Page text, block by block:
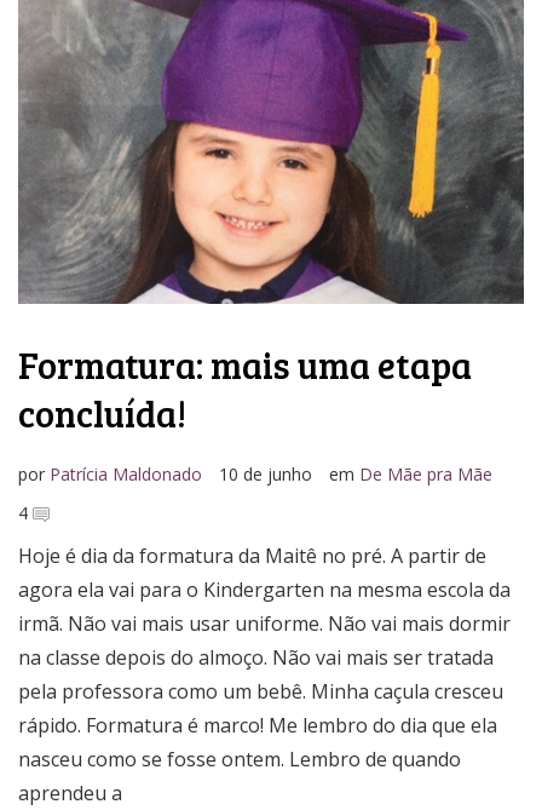
Formatura: mais uma etapa
concluída!
por Patrícia Maldonado 10 de junho em De Mãe pra Mãe
4
Hoje é dia da formatura da Maitê no pré. A partir de
agora ela vai para o Kindergarten na mesma escola da
irmã. Não vai mais usar uniforme. Não vai mais dormir
na classe depois do almoço. Não vai mais ser tratada
pela professora como um bebê. Minha caçula cresceu
rápido. Formatura é marco! Me lembro do dia que ela
nasceu como se fosse ontem. Lembro de quando
aprendeu a